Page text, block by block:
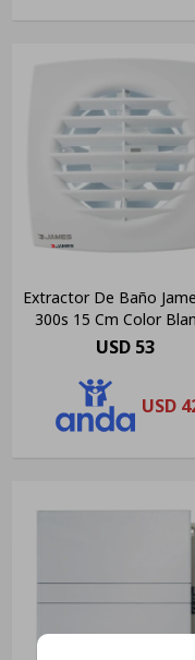
Extractor De Baño
300s 15 Cm Color
USD 53
USD